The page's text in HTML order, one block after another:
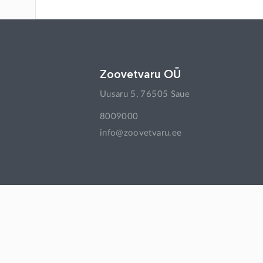
Pasteurella vaktsiin + Histophilus somni
Salmonella vaktsiin
Zoovetvaru OÜ
Uusaru 5, 76505 Saue
8009000
info@zoovetvaru.ee